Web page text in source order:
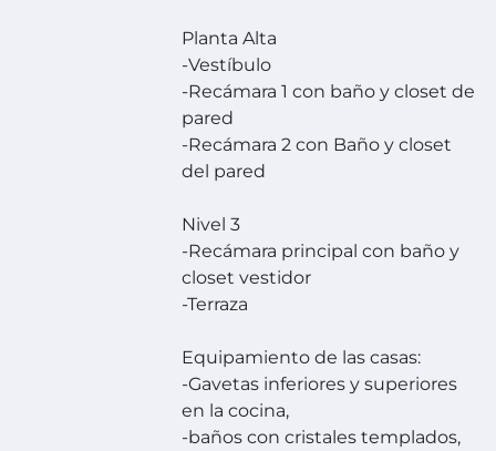
Planta Alta
-Vestíbulo
-Recámara 1 con baño y closet de
pared
-Recámara 2 con Baño y closet
del pared
Nivel 3
-Recámara principal con baño y
closet vestidor
-Terraza
Equipamiento de las casas:
-Gavetas inferiores y superiores
en la cocina,
-baños con cristales templados,